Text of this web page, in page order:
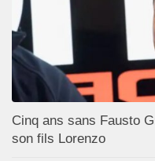
Cinq ans sans Fausto
son fils Lorenzo